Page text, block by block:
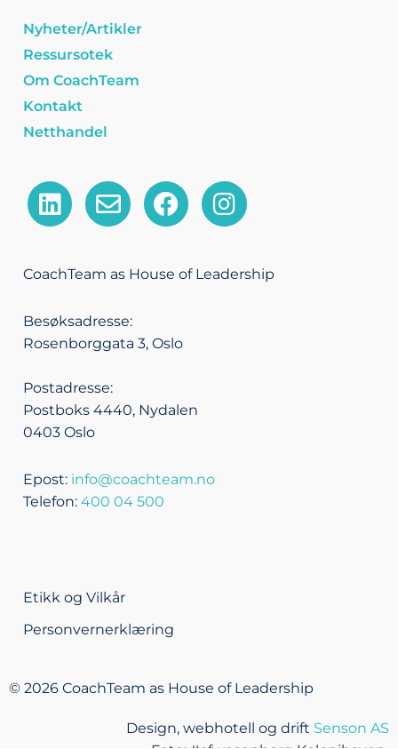
Nyheter/Artikler
Ressursotek
Om CoachTeam
Kontakt
Netthandel
L
i
k
d
i
E
n
e
o
p
F
a
e
o
I
n
t
CoachTeam as House of Leadership
Besøksadresse:
Rosenborggata 3, Oslo
Postadresse:
Postboks 4440, Nydalen
0403 Oslo
Epost: info@coachteam.no
Telefon: 400 04 500
Etikk og Vilkår
Personvernerklæring
© 2026 CoachTeam as House of Leadership
Design, webhotell og drift Senson AS